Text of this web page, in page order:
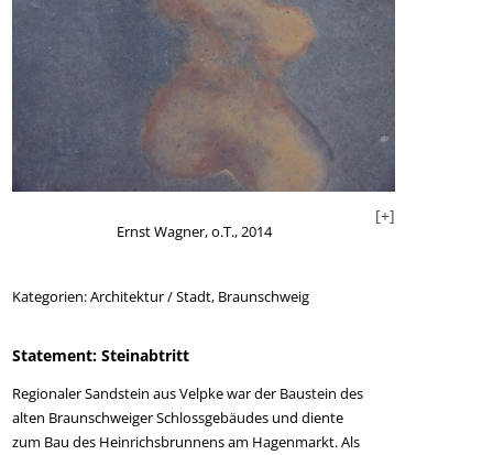
[+]
Ernst Wagner, o.T., 2014
Kategorien:Architektur / Stadt, Braunschweig
Statement: Steinabtritt
Regionaler Sandstein aus Velpke war der Baustein des
alten Braunschweiger Schlossgebäudes und diente
zum Bau des Heinrichsbrunnens am Hagenmarkt. Als